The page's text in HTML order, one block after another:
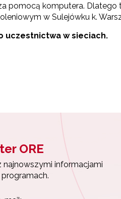
pomocą komputera. Dlatego
w Sulejówku k.
uczestnictwa w sieciach.
ORE
najnowszymi informacjami
danych osobowych przez ORE w